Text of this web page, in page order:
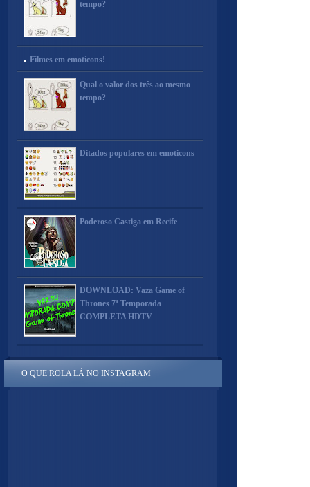
tempo?
Filmes em emoticons!
Qual o valor dos três ao mesmo
tempo?
Ditados populares em emoticons
Poderoso Castiga em Recife
DOWNLOAD: Vaza Game of
Thrones 7ª Temporada
COMPLETA HDTV
O QUE ROLA LÁ NO INSTAGRAM